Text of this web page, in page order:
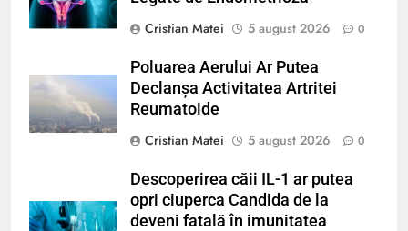
Cristian Matei
5 august 2026 0
Poluarea Aerului Ar Putea
Declanșa Activitatea Artritei
Reumatoide
Cristian Matei
5 august 2026 0
Descoperirea căii IL-1 ar putea
opri ciuperca Candida de la
deveni fatală în imunitatea